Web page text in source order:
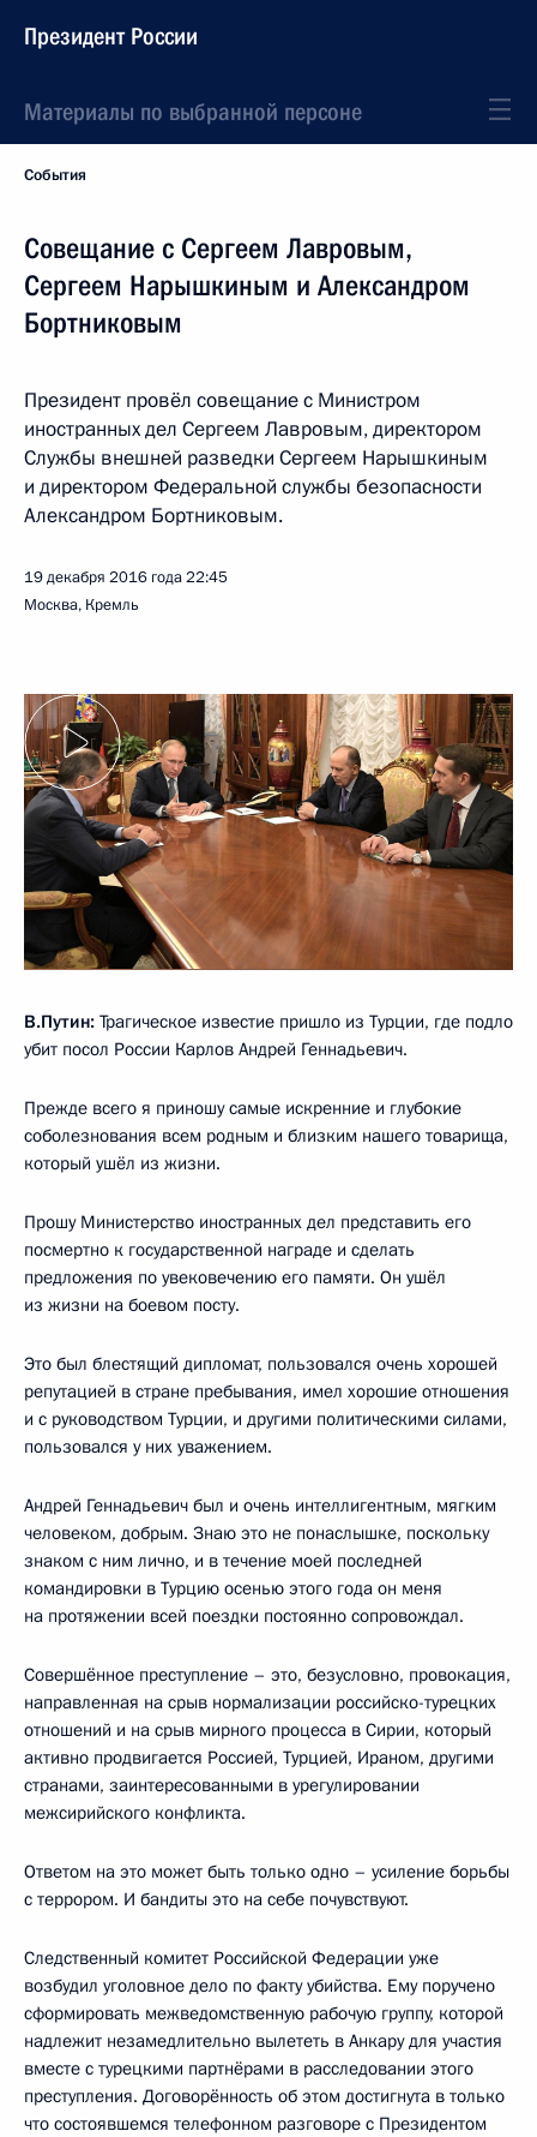
Президент России
Материалы по выбранной персоне
События
Совещание с Сергеем Лавровым,
Сергеем Нарышкиным и Александром
Бортниковым
Президент провёл совещание с Министром
иностранных дел Сергеем Лавровым, директором
Службы внешней разведки Сергеем Нарышкиным
и директором Федеральной службы безопасности
Александром Бортниковым.
19 декабря 2016 года22:45
Москва, Кремль
В.Путин: Трагическое известие пришло из Турции, где подло
убит посол России Карлов Андрей Геннадьевич.
Прежде всего я приношу самые искренние и глубокие
соболезнования всем родным и близким нашего товарища,
который ушёл из жизни.
Прошу Министерство иностранных дел представить его
посмертно к государственной награде и сделать
предложения по увековечению его памяти. Он ушёл
из жизни на боевом посту.
Это был блестящий дипломат, пользовался очень хорошей
репутацией в стране пребывания, имел хорошие отношения
и с руководством Турции, и другими политическими силами,
пользовался у них уважением.
Андрей Геннадьевич был и очень интеллигентным, мягким
человеком, добрым. Знаю это не понаслышке, поскольку
знаком с ним лично, и в течение моей последней
командировки в Турцию осенью этого года он меня
на протяжении всей поездки постоянно сопровождал.
Совершённое преступление – это, безусловно, провокация,
направленная на срыв нормализации российско-турецких
отношений и на срыв мирного процесса в Сирии, который
активно продвигается Россией, Турцией, Ираном, другими
странами, заинтересованными в урегулировании
межсирийского конфликта.
Ответом на это может быть только одно – усиление борьбы
с террором. И бандиты это на себе почувствуют.
Следственный комитет Российской Федерации уже
возбудил уголовное дело по факту убийства. Ему поручено
сформировать межведомственную рабочую группу, которой
надлежит незамедлительно вылететь в Анкару для участия
вместе с турецкими партнёрами в расследовании этого
преступления. Договорённость об этом достигнута в только
что состоявшемся телефонном разговоре с Президентом